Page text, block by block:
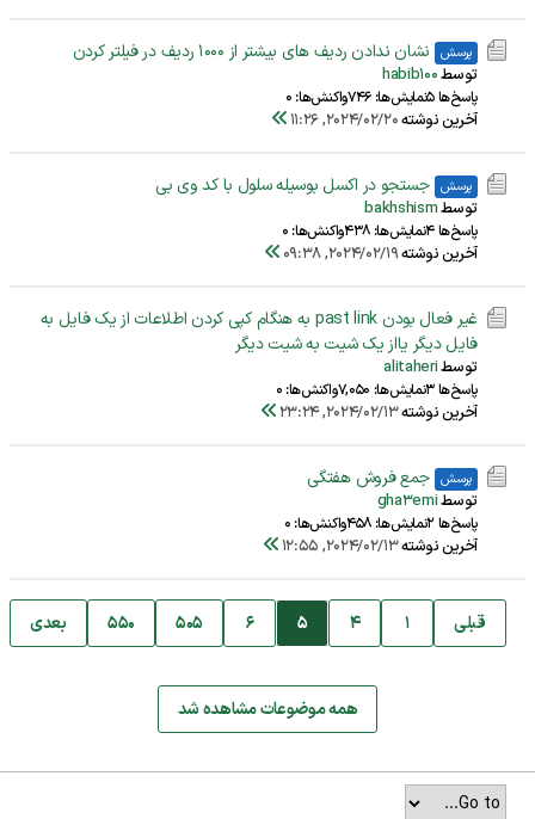
پرسش نشان ندادن ردیف های بیشتر از 1000 ردیف در فیلتر کردن
توسطhabib100
پاسخ‌ها 5 نمایش‌ها: 746 واکنش‌ها: 0
آخرین نوشته2024/02/20, 11:26
پرسش جستجو در اکسل بوسیله سلول با کد وی بی
توسطbakhshism
پاسخ‌ها 4 نمایش‌ها: 438 واکنش‌ها: 0
آخرین نوشته2024/02/19, 09:38
غیر فعال بودن past link به هنگام کپی کردن اطلاعات از یک فایل به
فایل دیگر یااز یک شیت به شیت دیگر
توسطalitaheri
پاسخ‌ها 3 نمایش‌ها: 7,050 واکنش‌ها: 0
آخرین نوشته2024/02/13, 23:24
پرسش جمع فروش هفتگی
توسطgha3emi
پاسخ‌ها 2 نمایش‌ها: 458 واکنش‌ها: 0
آخرین نوشته2024/02/13, 12:55
قبلی 1
4
5
6
505
550 بعدی
همه موضوعات مشاهده شد